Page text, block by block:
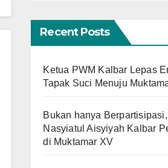
Recent Posts
Ketua PWM Kalbar Lepas
Tapak Suci Menuju
Bukan hanya
Nasyiatul Aisyiyah Kalbar
di Muktamar XV